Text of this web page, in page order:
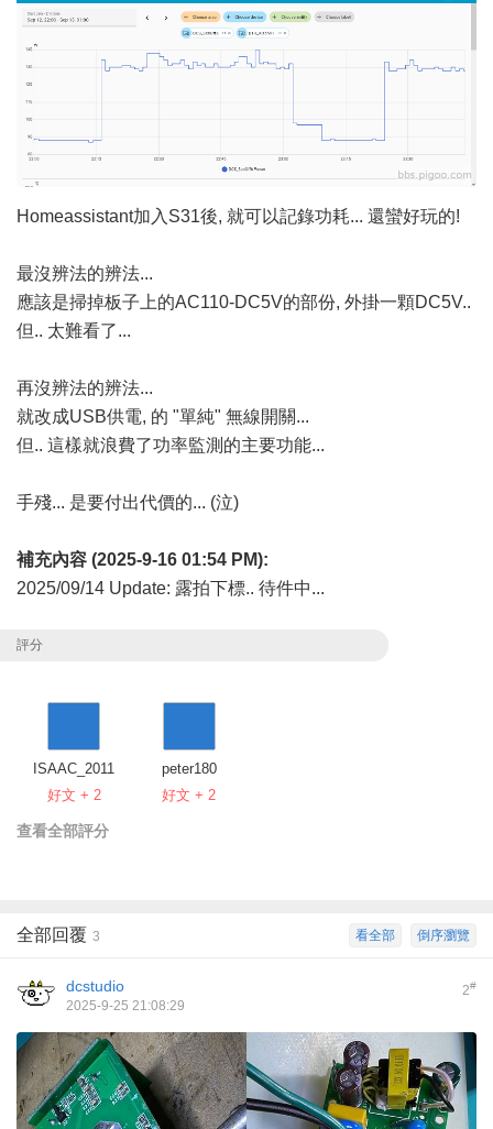
Homeassistant加入S31後, 就可以記錄功耗... 還蠻好玩的!
最沒辨法的辨法...
應該是掃掉板子上的AC110-DC5V的部份, 外掛一顆DC5V..
但.. 太難看了...
再沒辨法的辨法...
就改成USB供電, 的 "單純" 無線開關...
但.. 這樣就浪費了功率監測的主要功能...
手殘... 是要付出代價的... (泣)
補充內容 (2025-9-16 01:54 PM):
2025/09/14 Update: 露拍下標.. 待件中...
評分
ISAAC_2011
好文 + 2
peter180
好文 + 2
查看全部評分
倒序瀏覽
看全部
全部回覆 3
2#
dcstudio
2025-9-25 21:08:29